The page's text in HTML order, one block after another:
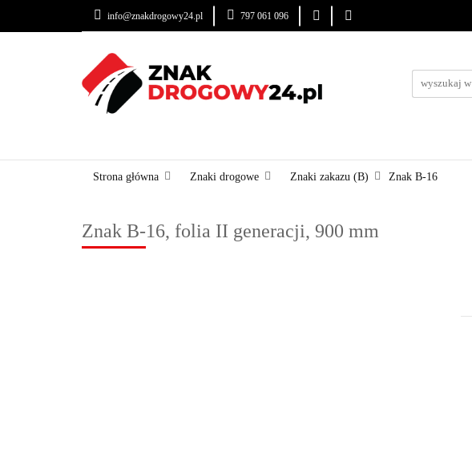
info@znakdrogowy24.pl 797 061 096
ZNAKI DROGOWE
Strona główna Znaki drogowe Znaki zakazu (B) Znak B-16
Znak B-16, folia II generacji, 900 mm